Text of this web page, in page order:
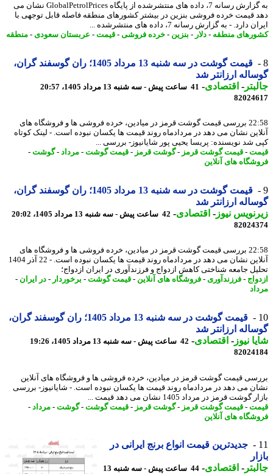
به گزارش رسانه 7، داده های منتشرشده از پایگاه GlobalPetrolPrices نشان می
قیمت خرده فروشی بنزین در بیشتر کشورهای منطقه فاصله قابل توجهی با
دارد. - به گزارش رسانه 7، داده های منتشرشده ...
منطقه-دلار-بنزین- خرده فروشی-قیمت-عربستان سعودی-منطقه
قیمت گوشت در سه شنبه 13 مرداد 1405؛ ران گوسفند گران،
ارزانتر شد
-اقتصادی-41 ساعت پیش - سه شنبه 13 مرداد 1405، 20:57
22:58 بررسی قیمت گوشت قرمز در میادین، خرده فروشی ها و فروشگاه های
نشان می دهد در مردادماه روند قیمت ها یکسان نبوده است. - لینک کوتاه
شد نویسنده: پریسا یحیی پور شایانیوز- بررسی ...
-قیمت گوشت قرمز- گوشت قرمز- قیمت گوشت-مرداد-گوشت-
های آنلاین
قیمت گوشت در سه شنبه 13 مرداد 1405؛ ران گوسفند گران،
ارزانتر شد
نیوز-اقتصادی-42 ساعت پیش - سه شنبه 13 مرداد 1405، 20:02
22:58 بررسی قیمت گوشت قرمز در میادین، خرده فروشی ها و فروشگاه های
آنلاین نشان می دهد در مردادماه روند قیمت ها یکسان نبوده است. - 22 آذر 1404
جامعه شناختی کاهش ازدواج و فرزندآوری در ایران ازدواج؛
-فرزندآوری - فروشگاه های آنلاین-قیمت گوشت-برخوردار-در ایران -
قیمت گوشت در سه شنبه 13 مرداد 1405؛ ران گوسفند گران،
ارزانتر شد
نیوز-اقتصادی-42 ساعت پیش - سه شنبه 13 مرداد 1405، 19:26
قیمت گوشت قرمز در میادین، خرده فروشی ها و فروشگاه های آنلاین
می دهد در مردادماه روند قیمت ها یکسان نبوده است. - شایانیوز- بررسی
گوشت قرمز در مرداد 1405 نشان می دهد قیمت ...
-قیمت گوشت قرمز- گوشت قرمز- قیمت گوشت-گوشت-مرداد-
های آنلاین
جدیدترین قیمت انواع برنج ایرانی در
-اقتصادی-
44 ساعت پیش - سه شنبه 13